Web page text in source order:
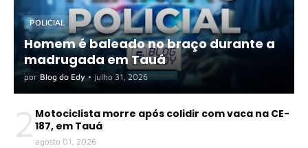
POLICIAL
Homem é baleado no braço durante a
madrugada em Tauá
por Blog do Edy • julho 31, 2026
2 Motociclista morre após colidir com vaca na CE-
187, em Tauá
agosto 01, 2026